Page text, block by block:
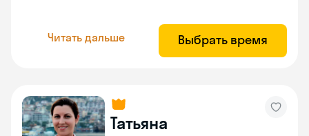
Читать дальше Выбрать время
Татьяна